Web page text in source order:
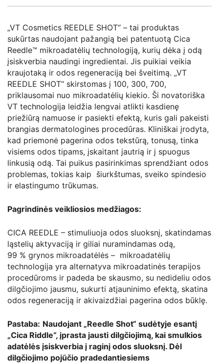
„VT Cosmetics REEDLE SHOT“ – tai produktas
sukūrtas naudojant pažangią bei patentuotą Cica
Reedle™ mikroadatėlių technologiją, kurių dėka į odą
įsiskverbia naudingi ingredientai. Jis puikiai veikia
kraujotaką ir odos regeneraciją bei šveitimą. „VT
REEDLE SHOT“ skirstomas į 100, 300, 700,
priklausomai nuo mikroadatėlių kiekio. Ši novatoriška
VT technologija leidžia lengvai atlikti kasdienę
priežiūrą namuose ir pasiekti efektą, kuris gali pakeisti
brangias dermatologines procedūras. Kliniškai įrodyta,
kad priemonė pagerina odos tekstūrą, tonusą, tinka
visiems odos tipams, įskaitant jautrią ir į spuogus
linkusią odą. Tai puikus pasirinkimas sprendžiant odos
problemas, tokias kaip šiurkštumas, sveiko spindesio
ir elastingumo trūkumas.
Pagrindinės veikliosios medžiagos:
CICA REEDLE – stimuliuoja odos sluoksnį, skatindamas
ląstelių aktyvaciją ir giliai nuramindamas odą,
99 % grynos mikroadatėlės – mikroadatėlių
technologija yra alternatyva mikroadatinės terapijos
procedūroms ir padeda be skausmo, su nedideliu odos
dilgčiojimo jausmu, sukurti atjauninimo efektą, skatina
odos regeneraciją ir akivaizdžiai pagerina odos būklę.
Pastaba: Naudojant „Reedle Shot“ sudėtyje esantį
„Cica Riddle“, įprasta jausti dilgčiojimą, kai smulkios
adatėlės įsiskverbia į raginį odos sluoksnį. Dėl
dilgčiojimo pojūčio pradedantiesiems